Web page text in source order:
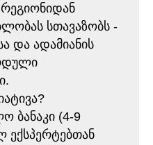
სთავაზობს -
და ადამიანის
ბანაკი (4-9
ექსპერტებთან